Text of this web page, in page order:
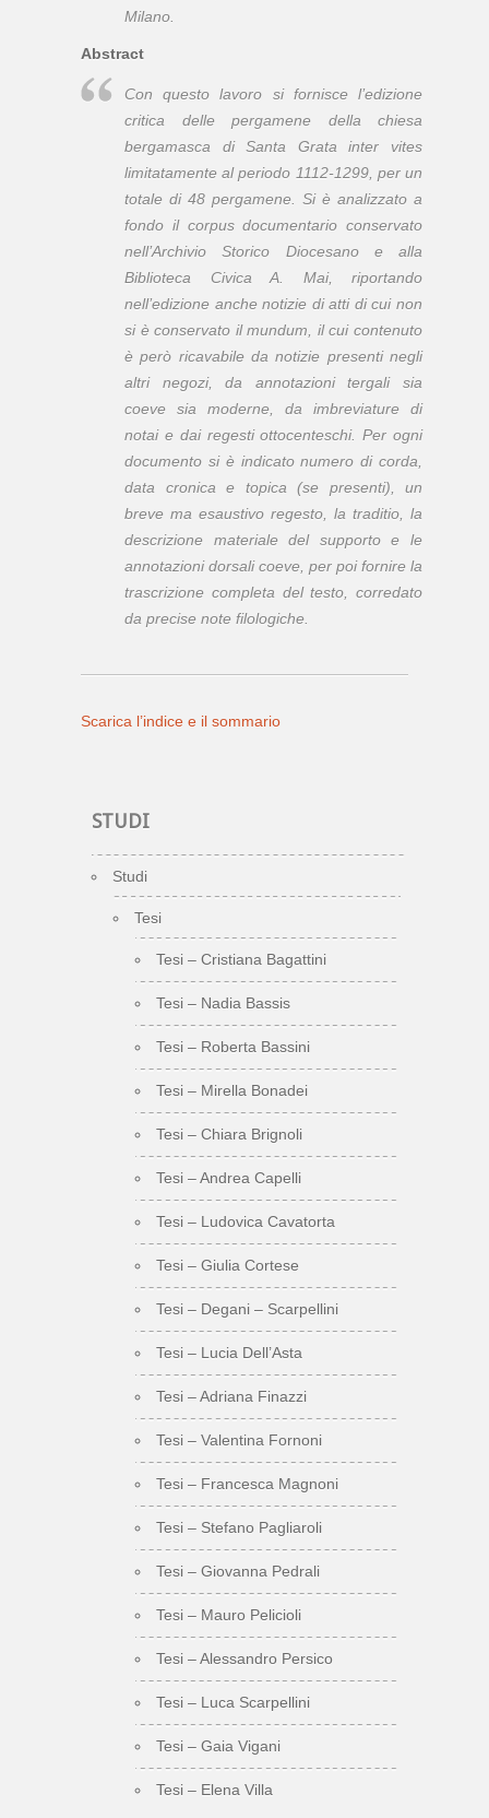
Milano.
Abstract
Con questo lavoro si fornisce l’edizione
critica delle pergamene della chiesa
bergamasca di Santa Gratainter vites
limitatamente al periodo 1112-1299, per un
totale di 48 pergamene. Si è analizzato a
fondo il corpusdocumentario conservato
nell’Archivio Storico Diocesano e alla
Biblioteca Civica A. Mai, riportando
nell’edizione anche notizie di atti di cui non
si è conservato ilmundum , il cui contenuto
è però ricavabile da notizie presenti negli
altri negozi, da annotazioni tergali sia
coeve sia moderne, da imbreviature di
notai e dai regesti ottocenteschi. Per ogni
documento si è indicato numero di corda,
data cronica e topica (se presenti), un
breve ma esaustivo regesto, la traditio , la
descrizione materiale del supporto e le
annotazioni dorsali coeve, per poi fornire la
trascrizione completa del testo, corredato
da precise note filologiche.
Scarica l’indice e il sommario
STUDI
Studi
Tesi
Tesi – Cristiana Bagattini
Tesi – Nadia Bassis
Tesi – Roberta Bassini
Tesi – Mirella Bonadei
Tesi – Chiara Brignoli
Tesi – Andrea Capelli
Tesi – Ludovica Cavatorta
Tesi – Giulia Cortese
Tesi – Degani – Scarpellini
Tesi – Lucia Dell’Asta
Tesi – Adriana Finazzi
Tesi – Valentina Fornoni
Tesi – Francesca Magnoni
Tesi – Stefano Pagliaroli
Tesi – Giovanna Pedrali
Tesi – Mauro Pelicioli
Tesi – Alessandro Persico
Tesi – Luca Scarpellini
Tesi – Gaia Vigani
Tesi – Elena Villa